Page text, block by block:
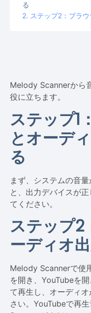
る
ステップ2：ブラ
Melody Scannerから
役に立ちます。
ステップ1
とオーデ
る
まず、システムの音
と、出力デバイスが
てください。
ステップ2
ーディオ
Melody Scannerで使
を開き、YouTubeを
て再生し、オーディ
さい。YouTubeで再